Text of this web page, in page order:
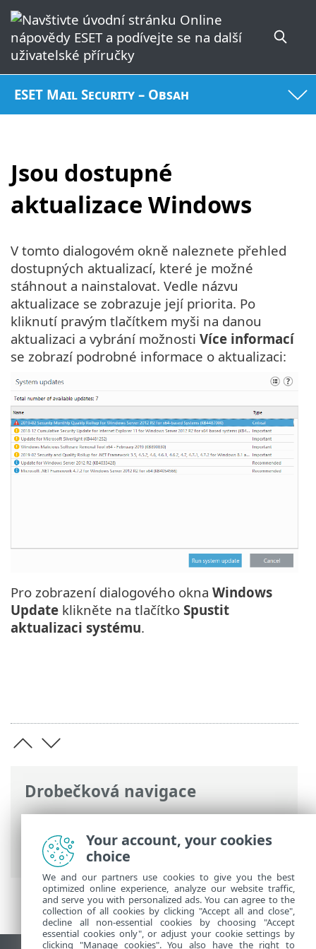
ESET Mail Security – Obsah
Jsou dostupné
aktualizace Windows
Drobečková navigace
ESET Online nápověda>ESET Mail
Security >Začínáme>Přehled> Jsou
dostupné aktualizace Windows
V tomto dialogovém okně naleznete přehled
dostupných aktualizací, které je možné
stáhnout a nainstalovat. Vedle názvu
aktualizace se zobrazuje její priorita. Po
kliknutí pravým tlačítkem myši na danou
aktualizaci a vybrání možnosti Více informací
se zobrazí podrobné informace o aktualizaci:
Pro zobrazení dialogového okna Windows
Update klikněte na tlačítko Spustit
aktualizaci systému.
Your account, your cookies
choice
We and our partners use cookies to give you the best
optimized online experience, analyze our website traffic,
and serve you with personalized ads. You can agree to the
collection of all cookies by clicking "Accept all and close",
decline all non-essential cookies by choosing "Accept
essential cookies only", or adjust your cookie settings by
clicking "Manage cookies". You also have the right to